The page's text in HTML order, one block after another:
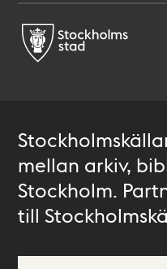
mellan arkiv,
Stockholm.
till